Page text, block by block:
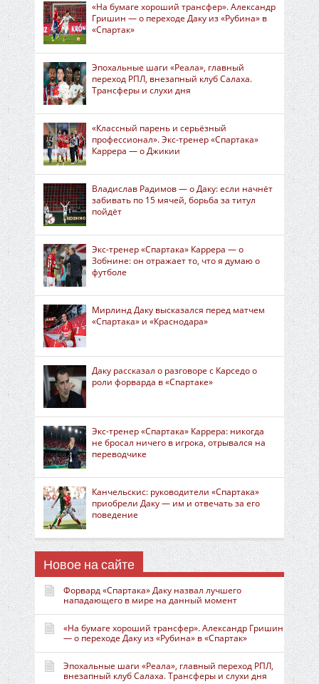
«На бумаге хороший трансфер». Александр
Гришин — о переходе Даку из «Рубина» в
«Спартак»
Эпохальные шаги «Реала», главный
переход РПЛ, внезапный клуб Салаха.
Трансферы и слухи дня
«Классный парень и серьёзный
профессионал». Экс-тренер «Спартака»
Каррера — о Джикии
Владислав Радимов — о Даку: если начнёт
забивать по 15 мячей, борьба за титул
пойдёт
Экс-тренер «Спартака» Каррера — о
Зобнине: он отражает то, что я думаю о
футболе
Мирлинд Даку высказался перед матчем
«Спартака» и «Краснодара»
Даку рассказал о разговоре с Карседо о
роли форварда в «Спартаке»
Экс-тренер «Спартака» Каррера: никогда
не бросал ничего в игрока, отрывался на
переводчике
Канчельскис: руководители «Спартака»
приобрели Даку — им и отвечать за его
поведение
Новое на сайте
Форвард «Спартака» Даку назвал лучшего
нападающего в мире на данный момент
«На бумаге хороший трансфер». Александр Гришин
— о переходе Даку из «Рубина» в «Спартак»
Эпохальные шаги «Реала», главный переход РПЛ,
внезапный клуб Салаха. Трансферы и слухи дня